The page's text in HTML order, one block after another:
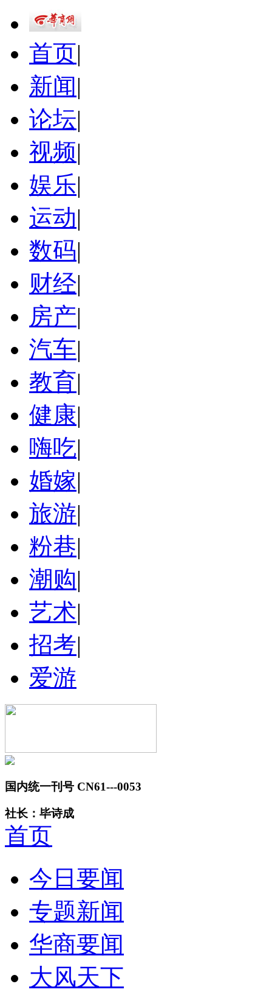
首页|
新闻|
论坛|
视频|
娱乐|
运动|
数码|
财经|
房产|
汽车|
教育|
健康|
嗨吃|
婚嫁|
旅游|
粉巷|
潮购|
艺术|
招考|
爱游
国内统一刊号 CN61---0053
社长：毕诗成
首页
今日要闻
专题新闻
华商要闻
大风天下